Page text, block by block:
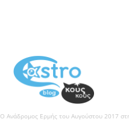
Ο Ανάδρομος Ερμής του Αυγούστου 2017